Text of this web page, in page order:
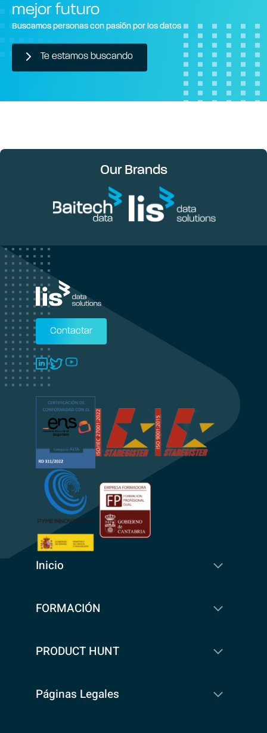
mejor futuro
Buscamos personas con pasión por los datos
Te estamos buscando
Our Brands
Contactar
Inicio
FORMACIÓN
PRODUCT HUNT
Páginas Legales